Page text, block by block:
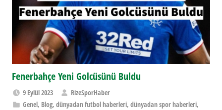
Fenerbahçe Yeni Golcüsünü Buldu
9 Eylül 2023
RizeSporHaber
Genel, Blog,dünyadan futbol haberleri,dünyadan spor haberleri,